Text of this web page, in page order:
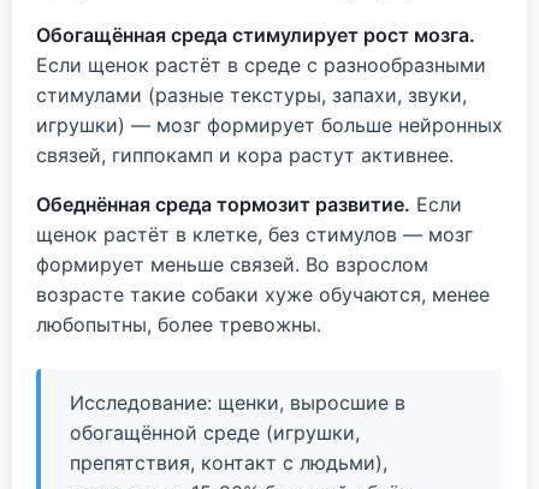
Обогащённая среда стимулирует рост мозга.
Если щенок растёт в среде с разнообразными
стимулами (разные текстуры, запахи, звуки,
игрушки) — мозг формирует больше нейронных
связей, гиппокамп и кора растут активнее.
Обеднённая среда тормозит развитие. Если
щенок растёт в клетке, без стимулов — мозг
формирует меньше связей. Во взрослом
возрасте такие собаки хуже обучаются, менее
любопытны, более тревожны.
Исследование: щенки, выросшие в
обогащённой среде (игрушки,
препятствия, контакт с людьми),